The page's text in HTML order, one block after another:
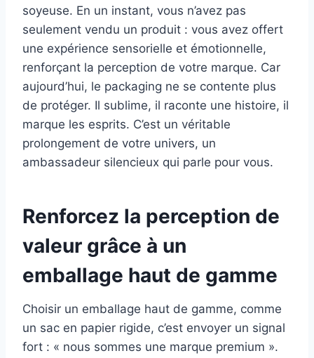
soyeuse. En un instant, vous n’avez pas
seulement vendu un produit : vous avez offert
une expérience sensorielle et émotionnelle,
renforçant la perception de votre marque. Car
aujourd’hui, le packaging ne se contente plus
de protéger. Il sublime, il raconte une histoire, il
marque les esprits. C’est un véritable
prolongement de votre univers, un
ambassadeur silencieux qui parle pour vous.
Renforcez la perception de
valeur grâce à un
emballage haut de gamme
Choisir un emballage haut de gamme, comme
un sac en papier rigide, c’est envoyer un signal
fort : « nous sommes une marque premium ».